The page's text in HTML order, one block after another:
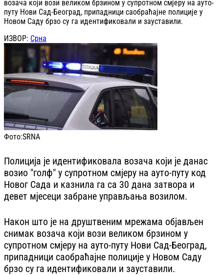
возача који вози великом брзином у супротном смјеру на ауто-
путу Нови Сад-Београд, припадници саобраћајне полиције у
Новом Саду брзо су га идентификовали и зауставили.
ИЗВОР: Срна
Фото:SRNA
Полиција је идентификовала возача који је данас
возио "голф" у супротном смјеру на ауто-путу код
Новог Сада и казнила га са 30 дана затвора и
девет мјесеци забране управљања возилом.
Након што је на друштвеним мрежама објављен
снимак возача који вози великом брзином у
супротном смјеру на ауто-путу Нови Сад-Београд,
припадници саобраћајне полиције у Новом Саду
брзо су га идентификовали и зауставили.